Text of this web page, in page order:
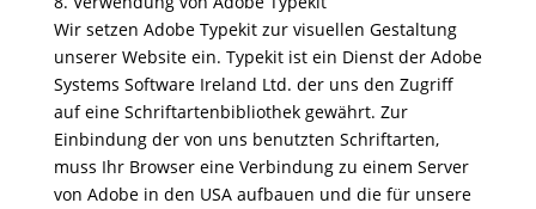
Wir setzen Adobe Typekit zur visuellen Gestaltung
unserer Website ein. Typekit ist ein Dienst der Adobe
Systems Software Ireland Ltd. der uns den Zugriff
auf eine Schriftartenbibliothek gewährt. Zur
Einbindung der von uns benutzten Schriftarten,
muss Ihr Browser eine Verbindung zu einem Server
von Adobe in den USA aufbauen und die für unsere